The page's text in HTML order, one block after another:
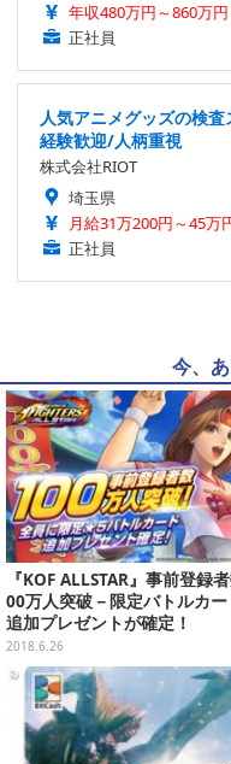
年収480万円～860万円
正社員
人気アニメグッズの検
経験歓迎/人柄重視
株式会社RIOT
埼玉県
月給31万200円～45万
正社員
今、
『KOF ALLSTAR』事前登録
00万人突破－限定バトルカ
追加プレゼントが確定！
2018.6.26